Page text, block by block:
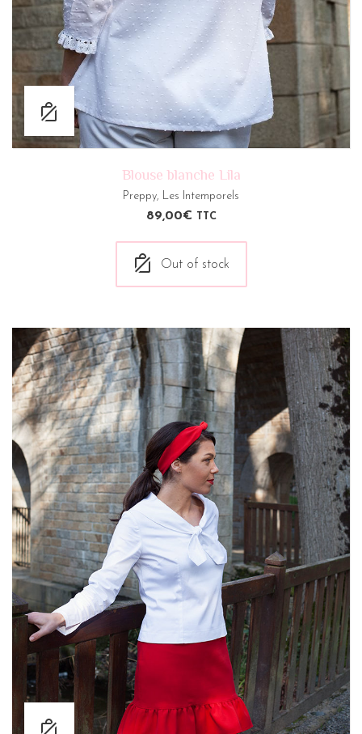
Blouse blanche Lila
Preppy, Les Intemporels
89,00€ TTC
Out of stock